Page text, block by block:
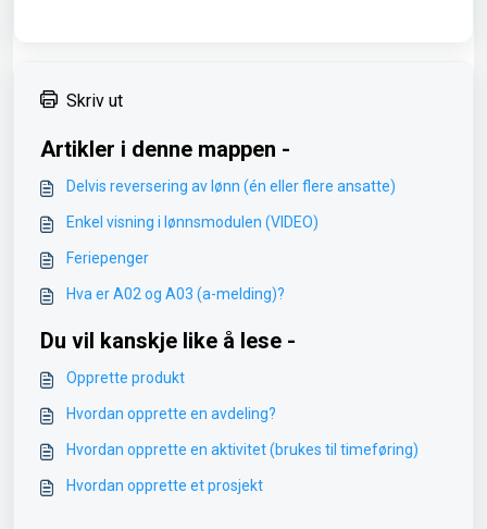
Skriv ut
Artikler i denne mappen -
Delvis reversering av lønn (én eller flere ansatte)
Enkel visning i lønnsmodulen (VIDEO)
Feriepenger
Hva er A02 og A03 (a-melding)?
Du vil kanskje like å lese -
Opprette produkt
Hvordan opprette en avdeling?
Hvordan opprette en aktivitet (brukes til timeføring)
Hvordan opprette et prosjekt